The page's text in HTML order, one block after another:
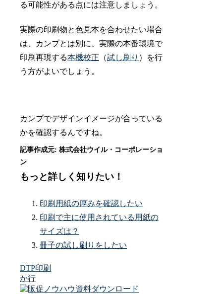
る可能性がある点には注意しましょう。
実際の印刷物と色見本を合わせたい場合
は、カンプとは別に、実際の本番環境で
印刷再現する本機校正 （試し刷り ）を行
う方がよいでしょう。
カンプでデザインイメージが合っている
かを確認するんですね。
もっと詳しく知りたい！
印刷用紙の厚みを確認したい
印刷で主に使用されている用紙の
サイズは？
冊子の試し刷りをしたい
DTP印刷
か行